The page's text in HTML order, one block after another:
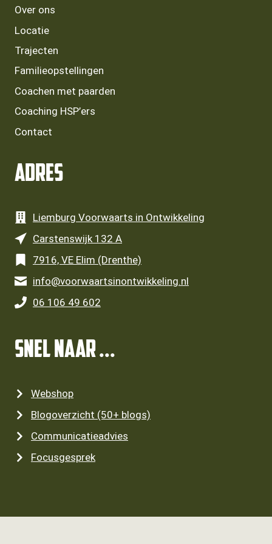
Over ons
Locatie
Trajecten
Familieopstellingen
Coachen met paarden
Coaching HSP’ers
Contact
Adres
Liemburg Voorwaarts in Ontwikkeling
Carstenswijk 132 A
7916, VE Elim (Drenthe)
info@voorwaartsinontwikkeling.nl
06 106 49 602
SNEL NAAR ...
Webshop
Blogoverzicht (50+ blogs)
Communicatieadvies
Focusgesprek